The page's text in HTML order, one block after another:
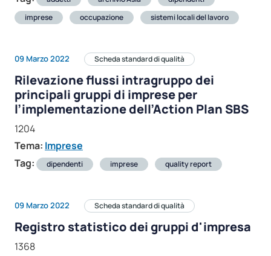
imprese
occupazione sistemi locali del lavoro
09 Marzo 2022 Scheda standard di qualità
Rilevazione flussi intragruppo dei
principali gruppi di imprese per
l’implementazione dell’Action Plan SBS
1204
Tema: Imprese
Tag:
dipendenti imprese quality report
09 Marzo 2022 Scheda standard di qualità
Registro statistico dei gruppi d'impresa
1368